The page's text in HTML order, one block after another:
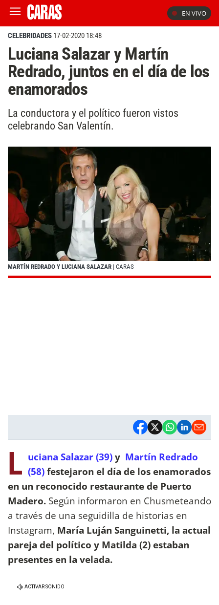
EN VIVO
CELEBRIDADES 17-02-2020 18:48
Luciana Salazar y Martín
Redrado, juntos en el día de los
enamorados
La conductora y el político fueron vistos
celebrando San Valentín.
MARTÍN REDRADO Y LUCIANA SALAZAR | CARAS
L uciana Salazar (39)y Martín Redrado
(58)festejaron el día de los enamorados
en un reconocido restaurante de Puerto
Madero. Según informaron en Chusmeteando
a través de una seguidilla de historias en
Instagram, María Luján Sanguinetti, la actual
pareja del político y Matilda (2) estaban
presentes en la velada.